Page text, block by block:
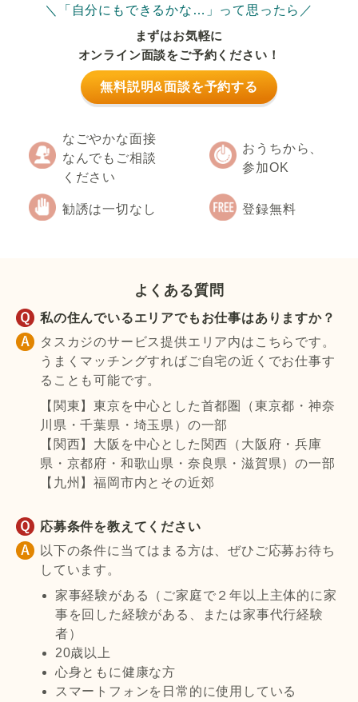
＼「自分にもできるかな…」って思ったら／
まずはお気軽に
オンライン面談をご予約ください！
無料説明&面談を予約する
なごやかな面接
なんでもご相談
ください
おうちから、
参加OK
勧誘は一切なし 登録無料
よくある質問
私の住んでいるエリアでもお仕事はありますか？
タスカジのサービス提供エリア内はこちらです。
うまくマッチングすればご自宅の近くでお仕事す
ることも可能です。
【関東】東京を中心とした首都圏（東京都・神奈
川県・千葉県・埼玉県）の一部
【関西】大阪を中心とした関西（大阪府・兵庫
県・京都府・和歌山県・奈良県・滋賀県）の一部
【九州】福岡市内とその近郊
応募条件を教えてください
以下の条件に当てはまる方は、ぜひご応募お待ち
しています。
家事経験がある（ご家庭で２年以上主体的に家
事を回した経験がある、または家事代行経験
者）
20歳以上
心身ともに健康な方
スマートフォンを日常的に使用している